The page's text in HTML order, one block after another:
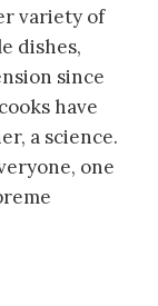
variety of
dishes,
since
have
a science.
one